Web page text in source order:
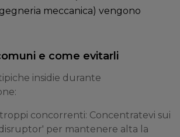
meccanica) vengono
e come evitarli
insidie durante
troppi concorrenti: Concentratevi sui
per mantenere alta la